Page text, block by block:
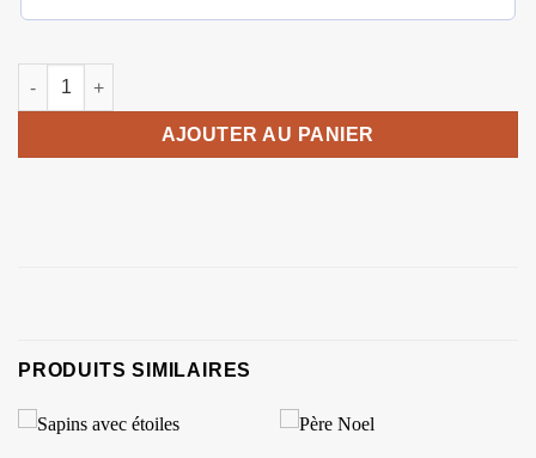
quantité de Porte nom tête de cerf
AJOUTER AU PANIER
PRODUITS SIMILAIRES